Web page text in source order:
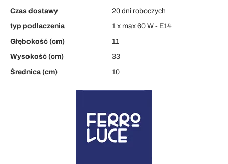
Czas dostawy
20 dni roboczych
typ podlaczenia
1 x max 60 W - E14
Głębokość (cm)
11
Wysokość (cm)
33
Średnica (cm)
10